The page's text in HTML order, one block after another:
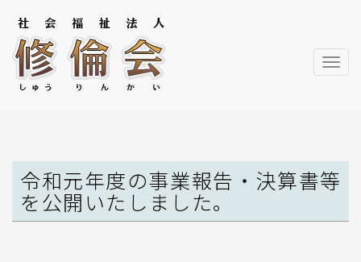
ナ
ョ
ン
令和元年度の事業報告・決算書等
を公開いたしました。